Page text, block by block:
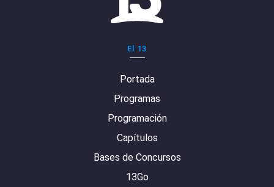
El 13
Portada
Programas
Programación
Capítulos
Bases de Concursos
13Go